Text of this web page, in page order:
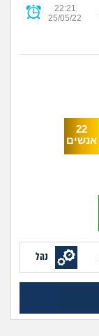
22:21
25/05/22
22
אנשים
נהל